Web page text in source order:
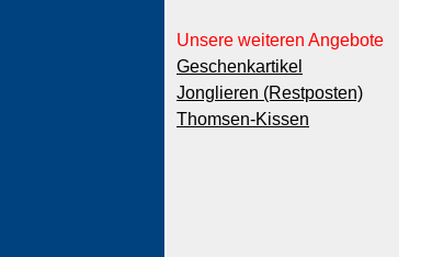
Unsere weiteren Angebote
Geschenkartikel
Jonglieren (Restposten)
Thomsen-Kissen